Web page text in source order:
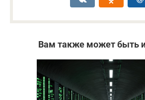
Вам также может быть